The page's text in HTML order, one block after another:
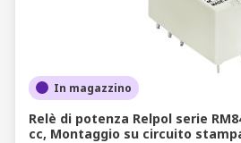
In magazzino
Relè di potenza Relpol serie
cc, Montaggio su circuito